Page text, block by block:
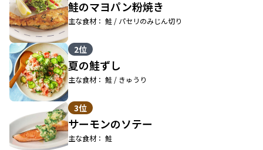
鮭のマヨパン粉焼き
主な食材： 鮭 / パセリのみじん切り
2位
夏の鮭ずし
主な食材： 鮭 / きゅうり
3位
サーモンのソテー
主な食材： 鮭